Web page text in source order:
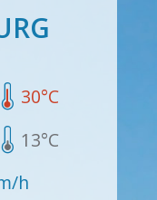
30°C
13°C
h